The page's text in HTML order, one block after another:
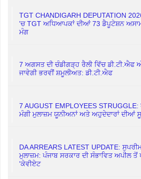
TGT CHANDIGARH DEPUTATION
'ਚ TGT ਅਧਿਆਪਕਾਂ ਦੀਆਂ 73 ਡੈਪੂਟੇਸ਼ਨ
ਮੰਗ
7 ਅਗਸਤ ਦੀ ਚੰਡੀਗੜ੍ਹ ਰੈਲੀ ਵਿੱਚ ਡੀ.ਟੀ.ਐਫ
ਜਾਵੇਗੀ ਭਰਵੀਂ ਸ਼ਮੂਲੀਅਤ: ਡੀ.ਟੀ.ਐਫ
7 AUGUST EMPLOYEES
ਮੰਗੀ ਮੁਲਾਜ਼ਮ ਯੂਨੀਅਨਾਂ ਅਤੇ ਅਹੁਦੇਦਾਰਾਂ ਦੀਆਂ
DA ARREARS LATEST UPDATE:
ਮੁਲਾਜ਼ਮ: ਪੰਜਾਬ ਸਰਕਾਰ ਦੀ ਸੰਭਾਵਿਤ ਅਪੀਲ ਤੋਂ
'ਕੇਵੀਏਟ